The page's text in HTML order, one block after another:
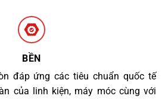
BỀN
đáp ứng các tiêu chuẩn quốc tế
của linh kiện, máy móc cùng với